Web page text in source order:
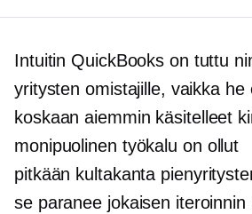
Intuitin QuickBooks on tuttu
yritysten omistajille, vaikka he
koskaan aiemmin käsitelleet
monipuolinen työkalu on ollut
pitkään kultakanta
se paranee jokaisen iteroinnin